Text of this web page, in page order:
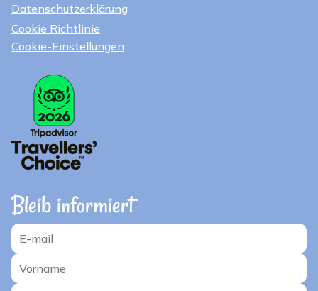
Datenschutzerklärung
Cookie Richtlinie
Cookie-Einstellungen
Bleib informiert